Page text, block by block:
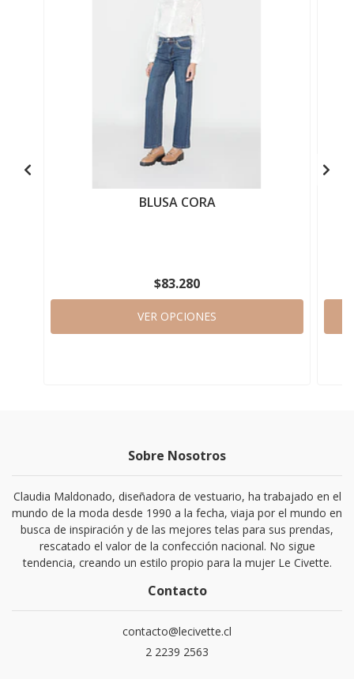
BLUSA CORA
$83.280
VER OPCIONES
Sobre Nosotros
Claudia Maldonado, diseñadora de vestuario, ha trabajado en el
mundo de la moda desde 1990 a la fecha, viaja por el mundo en
busca de inspiración y de las mejores telas para sus prendas,
rescatado el valor de la confección nacional. No sigue
tendencia, creando un estilo propio para la mujer Le Civette.
Contacto
contacto@lecivette.cl
2 2239 2563